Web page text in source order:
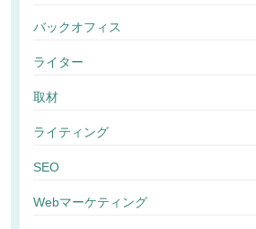
バックオフィス
ライター
取材
ライティング
SEO
Webマーケティング